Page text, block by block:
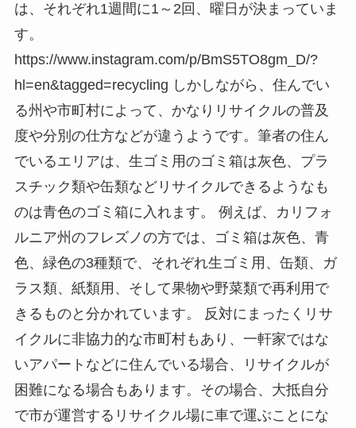
は、それぞれ1週間に1～2回、曜日が決まっていま
す。
https://www.instagram.com/p/BmS5TO8gm_D/?
hl=en&tagged=recycling しかしながら、住んでい
る州や市町村によって、かなりリサイクルの普及
度や分別の仕方などが違うようです。筆者の住ん
でいるエリアは、生ゴミ用のゴミ箱は灰色、プラ
スチック類や缶類などリサイクルできるようなも
のは青色のゴミ箱に入れます。 例えば、カリフォ
ルニア州のフレズノの方では、ゴミ箱は灰色、青
色、緑色の3種類で、それぞれ生ゴミ用、缶類、ガ
ラス類、紙類用、そして果物や野菜類で再利用で
きるものと分かれています。 反対にまったくリサ
イクルに非協力的な市町村もあり、一軒家ではな
いアパートなどに住んでいる場合、リサイクルが
困難になる場合もあります。その場合、大抵自分
で市が運営するリサイクル場に車で運ぶことにな